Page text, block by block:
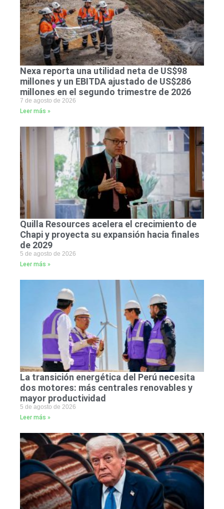
Nexa reporta una utilidad neta de US$98
millones y un EBITDA ajustado de US$286
millones en el segundo trimestre de 2026
7 de agosto de 2026
Leer más »
Quilla Resources acelera el crecimiento de
Chapi y proyecta su expansión hacia finales
de 2029
5 de agosto de 2026
Leer más »
La transición energética del Perú necesita
dos motores: más centrales renovables y
mayor productividad
5 de agosto de 2026
Leer más »